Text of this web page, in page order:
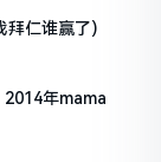
拜仁谁赢了)
年mama